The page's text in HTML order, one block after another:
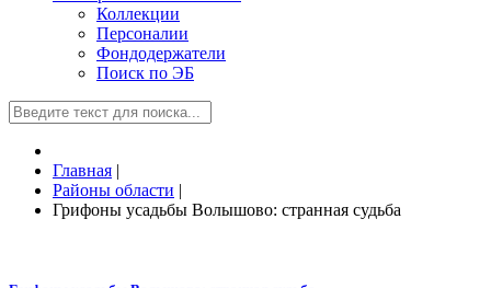
Коллекции
Персоналии
Фондодержатели
Поиск по ЭБ
Главная |
Районы области |
Грифоны усадьбы Волышово: странная судьба